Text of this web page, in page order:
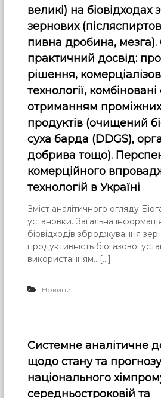
великі) на
зернових
пивна дробина, мезга).
практичний досвід:
рішення,
технології,
отриманням проміжних
продуктів (очищений
суха барда (DDGS),
добрива тощо).
комерційного
технологій в Україні
Зміст аналітичного огляду
установки. Загальна
біовідходів зброджування
продуктивність біогазової
використанням.. […]
Новини
Системне аналітичне
щодо стану та
національного
середньостроковій та